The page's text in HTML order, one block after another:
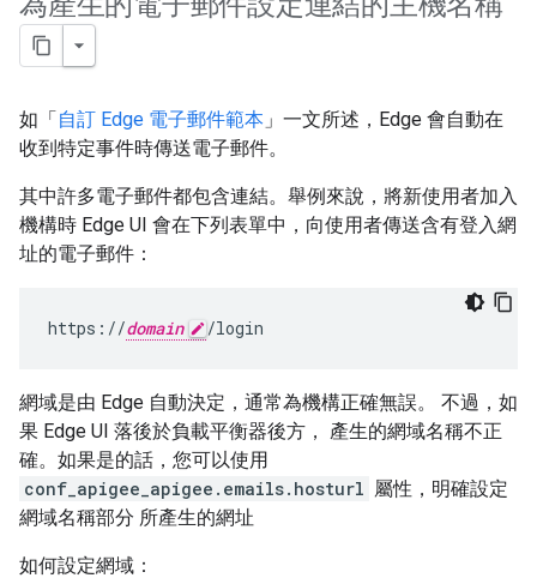
如「自訂 Edge 電子郵件範本 」一文所述，Edge 會自動在
收到特定事件時傳送電子郵件。
其中許多電子郵件都包含連結。舉例來說，將新使用者加入
機構時 Edge UI 會在下列表單中，向使用者傳送含有登入網
址的電子郵件：
https://domain /login
網域是由 Edge 自動決定，通常為機構正確無誤。 不過，如
果 Edge UI 落後於負載平衡器後方， 產生的網域名稱不正
確。如果是的話，您可以使用
conf_apigee_apigee.emails.hosturl 屬性，明確設定
網域名稱部分 所產生的網址
如何設定網域：